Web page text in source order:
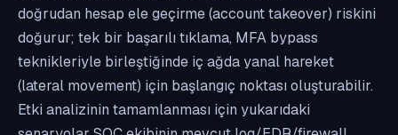
doğrudan hesap ele geçirme (account takeover) riskini
doğurur; tek bir başarılı tıklama, MFA bypass
teknikleriyle birleştiğinde iç ağda yanal hareket
(lateral movement) için başlangıç noktası oluşturabilir.
Etki analizinin tamamlanması için yukarıdaki